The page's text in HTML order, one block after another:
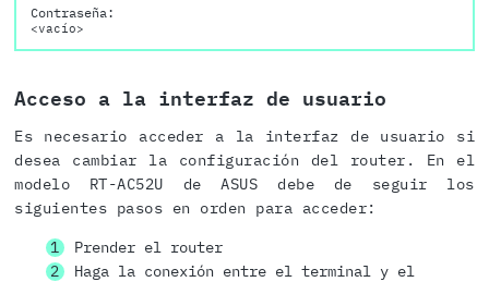
Contraseña:
<vacío>
Acceso a la interfaz de usuario
Es necesario acceder a la interfaz de usuario si
desea cambiar la configuración del router. En el
modelo RT-AC52U de ASUS debe de seguir los
siguientes pasos en orden para acceder:
Prender el router
Haga la conexión entre el terminal y el